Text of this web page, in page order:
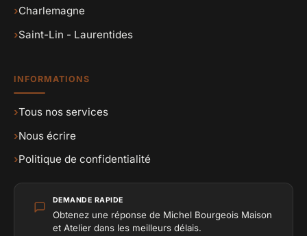
›Charlemagne
›Saint-Lin - Laurentides
INFORMATIONS
›Tous nos services
›Nous écrire
›Politique de confidentialité
DEMANDE RAPIDE
Obtenez une réponse de Michel Bourgeois Maison
et Atelier dans les meilleurs délais.